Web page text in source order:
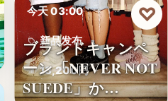
今天 03:00
新品发布
13,200円
ブランドキャンペ
ーン「NEVER NOT
SUEDE」か…
♡